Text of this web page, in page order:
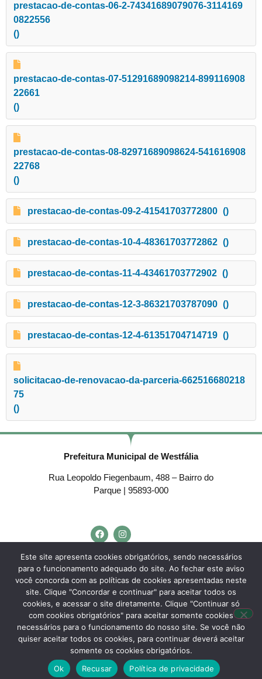
prestacao-de-contas-06-2-74341689079076-3114169
0822556
()
prestacao-de-contas-07-51291689098214-899116908
22661
()
prestacao-de-contas-08-82971689098624-541616908
22768
()
prestacao-de-contas-09-2-41541703772800 ()
prestacao-de-contas-10-4-48361703772862 ()
prestacao-de-contas-11-4-43461703772902 ()
prestacao-de-contas-12-3-86321703787090 ()
prestacao-de-contas-12-4-61351704714719 ()
solicitacao-de-renovacao-da-parceria-662516680218
75
()
Prefeitura Municipal de Westfália
Rua Leopoldo Fiegenbaum, 488 – Bairro do
Parque | 95893-000
E-mail:westfalia@westfalia.rs.gov.br
Horário de Atendimento:
Segunda a sexta-feira:
Das 7h30 às 11h30 13h às 17h.
Desenvolvido porAgência do Vale – Município de Westfália – RS – Todos os
direitos reservados.
Este site apresenta cookies obrigatórios, sendo necessários
para o funcionamento adequado do site. Ao fechar este aviso
você concorda com as políticas de cookies apresentadas neste
site. Clique "Concordar e continuar" para aceitar todos os
cookies, e acessar o site diretamente. Clique "Continuar só
com cookies obrigatórios" para aceitar somente cookies
necessários para o funcionamento do nosso site. Se você não
quiser aceitar todos os cookies, para continuar deverá aceitar
somente os cookies obrigatórios.
Ok
Recusar Política de privacidade